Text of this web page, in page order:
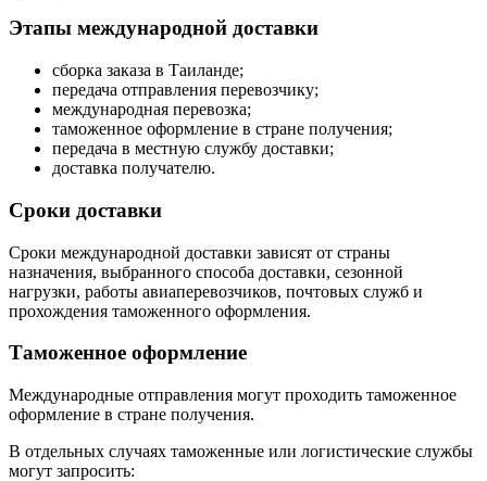
Этапы международной доставки
сборка заказа в Таиланде;
передача отправления перевозчику;
международная перевозка;
таможенное оформление в стране получения;
передача в местную службу доставки;
доставка получателю.
Сроки доставки
Сроки международной доставки зависят от страны
назначения, выбранного способа доставки, сезонной
нагрузки, работы авиаперевозчиков, почтовых служб и
прохождения таможенного оформления.
Таможенное оформление
Международные отправления могут проходить таможенное
оформление в стране получения.
В отдельных случаях таможенные или логистические службы
могут запросить: